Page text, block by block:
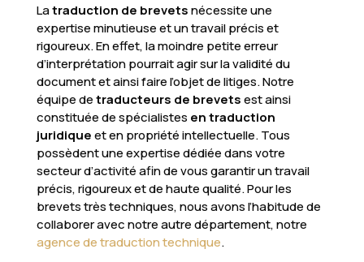
Latraduction de brevetsnécessite une
expertise minutieuse et un travail précis et
rigoureux. En effet, la moindre petite erreur
d’interprétation pourrait agir sur la validité du
document et ainsi faire l’objet de litiges. Notre
équipe detraducteurs de brevetsest ainsi
constituée de spécialistes en traduction
juridiqueet en propriété intellectuelle. Tous
possèdent une expertise dédiée dans votre
secteur d’activité afin de vous garantir un travail
précis, rigoureux et de haute qualité. Pour les
brevets très techniques, nous avons l’habitude de
collaborer avec notre autre département, notre
agence de traduction technique.